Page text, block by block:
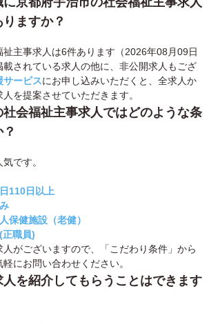
ますか？
主事求人は6件あります（2026年08月09日
されている求人の他に、非公開求人もござ
サービスにお申し込みいただくと、全求人か
を提案させていただきます。
会福祉主事求人ではどのような条
です。
110日以上
保健施設（老健）
職員)
がございますので、「こだわり条件」から
にお問い合わせください。
を紹介してもらうことはできます